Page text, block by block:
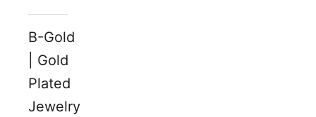
B-Gold
| Gold
Plated
Jewelry